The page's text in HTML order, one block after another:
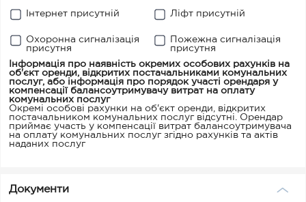
Інтернет присутній Ліфт присутній
Охоронна сигналізація
присутня
Пожежна сигналізація
присутня
Інформація про наявність окремих особових рахунків на
об'єкт оренди, відкритих постачальниками комунальних
послуг, або інформація про порядок участі орендаря у
компенсації балансоутримувачу витрат на оплату
комунальних послуг
Окремі особові рахунки на об'єкт оренди, відкритих
постачальником комунальних послуг відсутні. Орендар
приймає участь у компенсації витрат балансоутримувача
на оплату комунальних послуг згідно рахунків та актів
наданих послуг
Документи